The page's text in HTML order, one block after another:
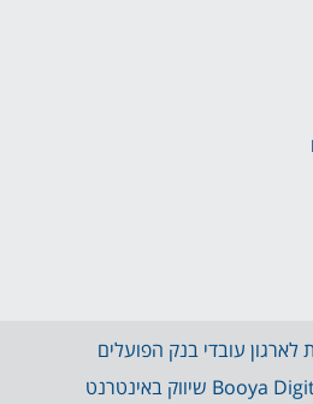
לארגון עובדי בנק הפועלים
שיווק באינטרנט